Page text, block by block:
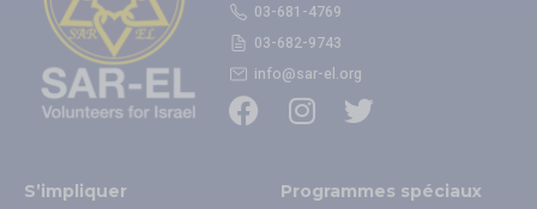
03-681-4769
03-682-9743
info@sar-el.org
S’impliquer Programmes spéciaux